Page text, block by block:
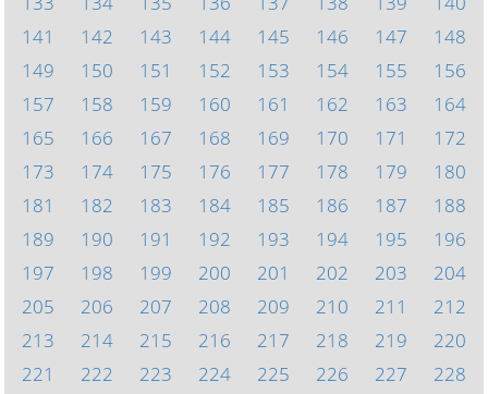
141
142 143 144 145 146 147
148
149
150 151 152 153 154 155
156
157
158 159 160 161 162 163
164
165
166 167 168 169 170 171
172
173
174 175 176 177 178 179
180
181
182 183 184 185 186 187
188
189
190 191 192 193 194 195
196
197
198 199 200 201 202 203
204
205
206 207 208 209 210 211
212
213
214 215 216 217 218 219
220
221
222 223 224 225 226 227
228